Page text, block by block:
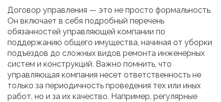
Договор управления — это не просто формальность.
Он включает в себя подробный перечень
обязанностей управляющей компании по
поддержанию общего имущества, начиная от уборки
подъездов до сложных видов ремонта инженерных
систем и конструкций. Важно помнить, что
управляющая компания несет ответственность не
только за периодичность проведения тех или иных
работ, но и за их качество. Например, регулярные